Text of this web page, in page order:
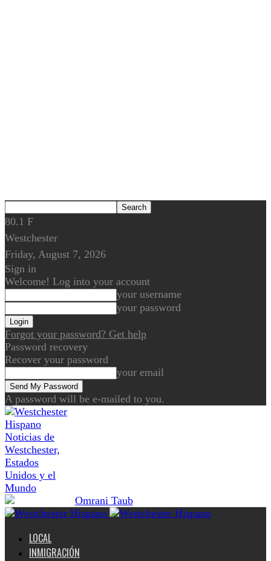
80.1 F
Westchester
Friday, August 7, 2026
Sign in
Welcome! Log into your account
your username
your password
Forgot your password? Get help
Password recovery
Recover your password
your email
A password will be e-mailed to you.
Noticias de
Westchester,
Estados
Unidos y el
Mundo
LOCAL
INMIGRACIÓN